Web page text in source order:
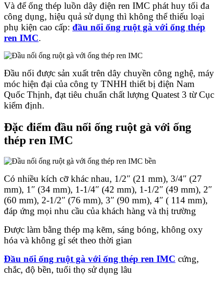
Và để ống thép luồn dây điện ren IMC phát huy tối đa
công dụng, hiệu quả sử dụng thì không thể thiếu loại
phụ kiện cao cấp: đầu nối ống ruột gà với ống thép
ren IMC.
Đầu nối được sản xuất trên dây chuyền công nghệ, máy
móc hiện đại của công ty TNHH thiết bị điện Nam
Quốc Thịnh, đạt tiêu chuẩn chất lượng Quatest 3 từ Cục
kiểm định.
Đặc điểm đầu nối ống ruột gà với ống
thép ren IMC
Có nhiều kích cỡ khác nhau, 1/2″ (21 mm), 3/4″ (27
mm), 1″ (34 mm), 1-1/4″ (42 mm), 1-1/2″ (49 mm), 2″
(60 mm), 2-1/2″ (76 mm), 3″ (90 mm), 4″ ( 114 mm),
đáp ứng mọi nhu cầu của khách hàng và thị trường
Được làm bằng thép mạ kẽm, sáng bóng, không oxy
hóa và không gỉ sét theo thời gian
Đầu nối ống ruột gà với ống thép ren IMC cứng,
chắc, độ bền, tuổi thọ sử dụng lâu